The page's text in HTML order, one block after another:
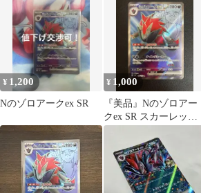
¥ 1,200
Nのゾロアークex SR
¥ 1,000
『美品』Nのゾロアー
クex SR スカーレット&
バイオレット